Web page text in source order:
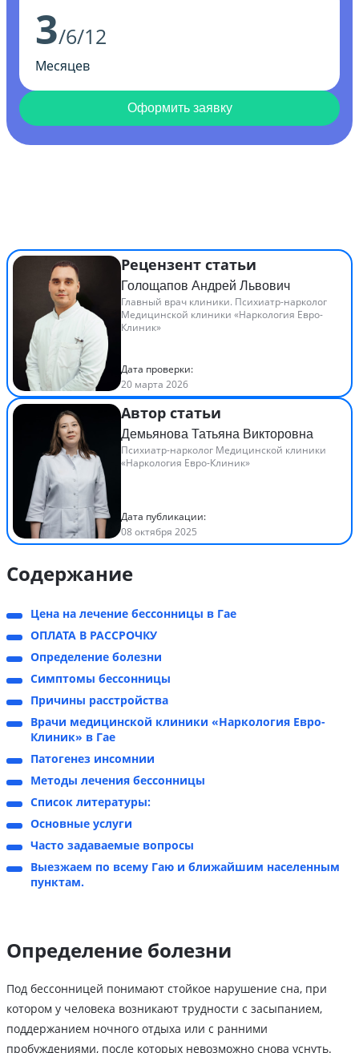
3/6/12
Месяцев
Оформить заявку
Рецензент статьи
Голощапов Андрей Львович
Главный врач клиники. Психиатр-нарколог
Медицинской клиники «Наркология Евро-
Клиник»
Дата проверки:
20 марта 2026
Автор статьи
Демьянова Татьяна Викторовна
Психиатр-нарколог Медицинской клиники
«Наркология Евро-Клиник»
Дата публикации:
08 октября 2025
Содержание
Цена на лечение бессонницы в Гае
ОПЛАТА В РАССРОЧКУ
Определение болезни
Симптомы бессонницы
Причины расстройства
Врачи медицинской клиники «Наркология Евро-
Клиник» в Гае
Патогенез инсомнии
Методы лечения бессонницы
Список литературы:
Основные услуги
Часто задаваемые вопросы
Выезжаем по всему Гаю и ближайшим населенным
пунктам.
Определение болезни
Под бессонницей понимают стойкое нарушение сна, при
котором у человека возникают трудности с засыпанием,
поддержанием ночного отдыха или с ранними
пробуждениями, после которых невозможно снова уснуть.